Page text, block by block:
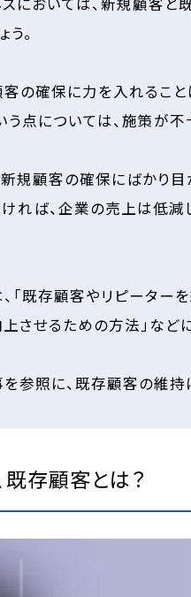
う。
の確保に力を入れること
う点については、施策が
規顧客の確保にばかり目
れば、企業の売上は低減
「既存顧客やリピーター
させるための方法」など
参照に、既存顧客の維持
既存顧客とは？